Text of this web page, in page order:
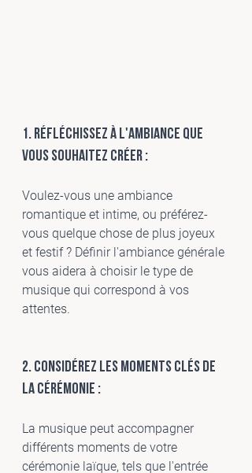
1. Réfléchissez à l'ambiance que
vous souhaitez créer :
Voulez-vous une ambiance
romantique et intime, ou préférez-
vous quelque chose de plus joyeux
et festif ? Définir l'ambiance générale
vous aidera à choisir le type de
musique qui correspond à vos
attentes.
2. Considérez les moments clés de
la cérémonie :
La musique peut accompagner
différents moments de votre
cérémonie laïque, tels que l'entrée